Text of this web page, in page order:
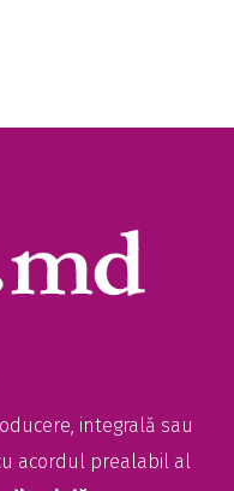
integrală sau
acordul prealabil al